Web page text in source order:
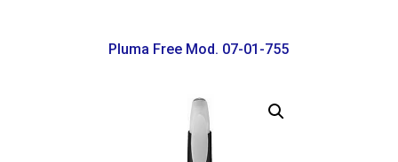
Pluma Free Mod. 07-01-755